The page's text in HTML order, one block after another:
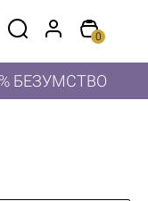
0
БЕЗУМСТВО